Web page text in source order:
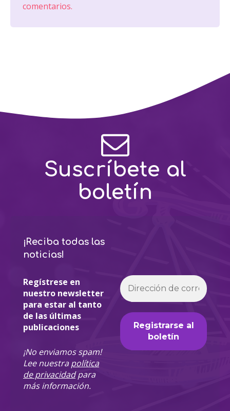
comentarios.
Suscríbete al
boletín
¡Reciba todas las
noticias!
Regístrese en
nuestro newsletter
para estar al tanto
de las últimas
publicaciones
¡No enviamos spam!
Lee nuestrapolítica
de privacidadpara
más información.